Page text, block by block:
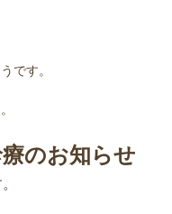
です。
知らせ